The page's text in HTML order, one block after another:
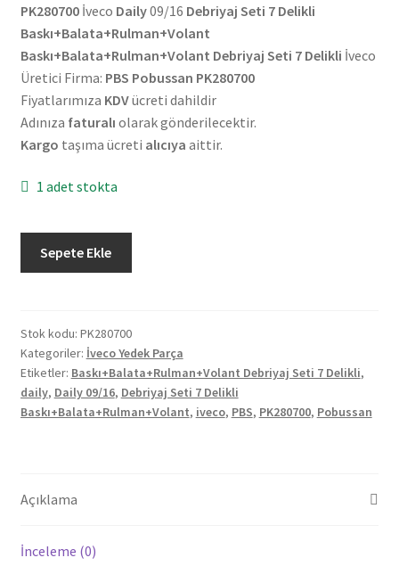
PK280700İveco Daily09/16 Debriyaj Seti 7 Delikli
Baskı+Balata+Rulman+Volant
Baskı+Balata+Rulman+Volant Debriyaj Seti 7 Delikli İveco
Üretici Firma: PBS Pobussan PK280700
Fiyatlarımıza KDVücreti dahildir
Adınıza faturalı olarak gönderilecektir.
Kargo taşıma ücreti alıcıya aittir.
1 adet stokta
Seti
7
Delikli
Baskı+Balata+Rulman+Volant
PK280700
Sepete Ekle
Stok kodu: PK280700
Kategoriler: İveco Yedek Parça
Etiketler: Baskı+Balata+Rulman+Volant Debriyaj Seti 7 Delikli,
daily, Daily 09/16, Debriyaj Seti 7 Delikli
Baskı+Balata+Rulman+Volant, iveco, PBS, PK280700, Pobussan
Açıklama
İnceleme (0)